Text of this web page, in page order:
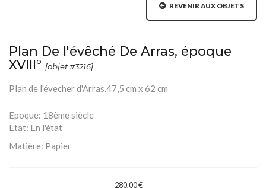
REVENIR AUX OBJETS
Plan De l'évêché De Arras, époque
XVIII° [objet #3216]
Plan de l'évecher d'Arras.47,5 cm x 62 cm
Epoque: 18ème siècle
Etat: En l'état
Matière: Papier
280,00 €